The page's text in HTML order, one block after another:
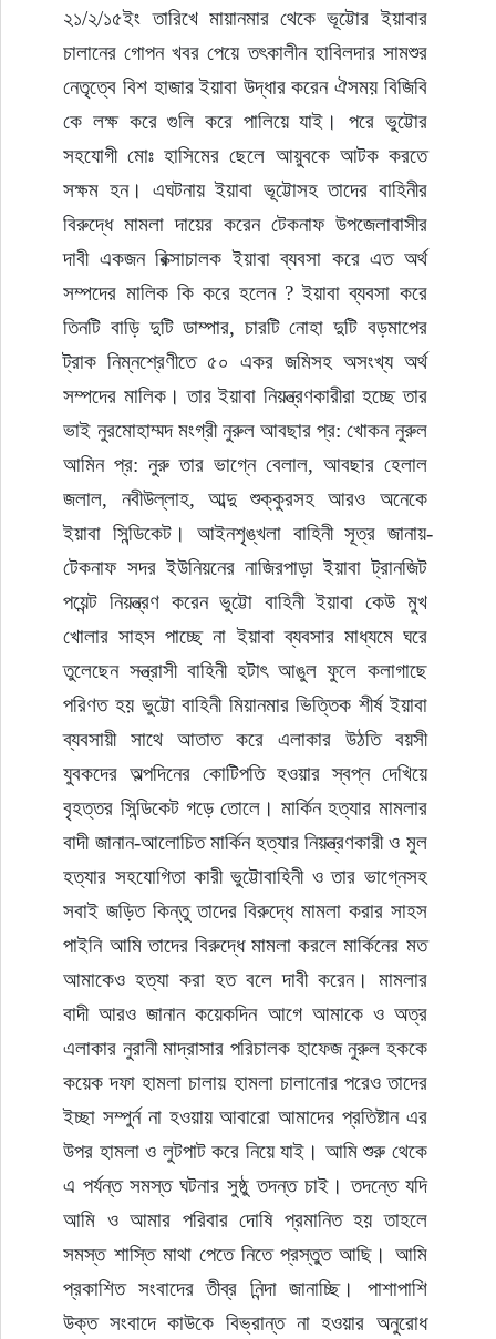
২১/২/১৫ইং তারিখে মায়ানমার থেকে ভূট্টোর ইয়াবার
চালানের গোপন খবর পেয়ে তৎকালীন হাবিলদার সামশুর
নেতৃত্বে বিশ হাজার ইয়াবা উদ্ধার করেন ঐসময় বিজিবি
কে লক্ষ করে গুলি করে পালিয়ে যাই। পরে ভুট্টোর
সহযোগী মোঃ হাসিমের ছেলে আয়ুবকে আটক করতে
সক্ষম হন। এঘটনায় ইয়াবা ভূট্টোসহ তাদের বাহিনীর
বিরুদ্ধে মামলা দায়ের করেন টেকনাফ উপজেলাবাসীর
দাবী একজন রিক্সাচালক ইয়াবা ব্যবসা করে এত অর্থ
সম্পদের মালিক কি করে হলেন ? ইয়াবা ব্যবসা করে
তিনটি বাড়ি দুটি ডাম্পার, চারটি নোহা দুটি বড়মাপের
ট্রাক নিম্নশ্রেণীতে ৫০ একর জমিসহ অসংখ্য অর্থ
সম্পদের মালিক। তার ইয়াবা নিয়ন্ত্রণকারীরা হচ্ছে তার
ভাই নুরমোহাম্মদ মংগ্রী নুরুল আবছার প্র: খোকন নুরুল
আমিন প্র: নুরু তার ভাগ্নে বেলাল, আবছার হেলাল
জলাল, নবীউল্লাহ, আব্দু শুক্কুরসহ আরও অনেকে
ইয়াবা সিন্ডিকেট। আইনশৃঙ্খলা বাহিনী সূত্র জানায়-
টেকনাফ সদর ইউনিয়নের নাজিরপাড়া ইয়াবা ট্রানজিট
পয়েন্ট নিয়ন্ত্রণ করেন ভুট্টো বাহিনী ইয়াবা কেউ মুখ
খোলার সাহস পাচ্ছে না ইয়াবা ব্যবসার মাধ্যমে ঘরে
তুলেছেন সন্ত্রাসী বাহিনী হটাৎ আঙুল ফুলে কলাগাছে
পরিণত হয় ভুট্টো বাহিনী মিয়ানমার ভিত্তিক শীর্ষ ইয়াবা
ব্যবসায়ী সাথে আতাত করে এলাকার উঠতি বয়সী
যুবকদের অল্পদিনের কোটিপতি হওয়ার স্বপ্ন দেখিয়ে
বৃহত্তর সিন্ডিকেট গড়ে তোলে। মার্কিন হত্যার মামলার
বাদী জানান-আলোচিত মার্কিন হত্যার নিয়ন্ত্রণকারী ও মুল
হত্যার সহযোগিতা কারী ভুট্টোবাহিনী ও তার ভাগ্নেসহ
সবাই জড়িত কিন্তু তাদের বিরুদ্ধে মামলা করার সাহস
পাইনি আমি তাদের বিরুদ্ধে মামলা করলে মার্কিনের মত
আমাকেও হত্যা করা হত বলে দাবী করেন। মামলার
বাদী আরও জানান কয়েকদিন আগে আমাকে ও অত্র
এলাকার নুরানী মাদ্রাসার পরিচালক হাফেজ নুরুল হককে
কয়েক দফা হামলা চালায় হামলা চালানোর পরেও তাদের
ইচ্ছা সম্পুর্ন না হওয়ায় আবারো আমাদের প্রতিষ্টান এর
উপর হামলা ও লুটপাট করে নিয়ে যাই। আমি শুরু থেকে
এ পর্যন্ত সমস্ত ঘটনার সুষ্ঠু তদন্ত চাই। তদন্তে যদি
আমি ও আমার পরিবার দোষি প্রমানিত হয় তাহলে
সমস্ত শাস্তি মাথা পেতে নিতে প্রস্তুত আছি। আমি
প্রকাশিত সংবাদের তীব্র নিন্দা জানাচ্ছি। পাশাপাশি
উক্ত সংবাদে কাউকে বিভ্রান্ত না হওয়ার অনুরোধ